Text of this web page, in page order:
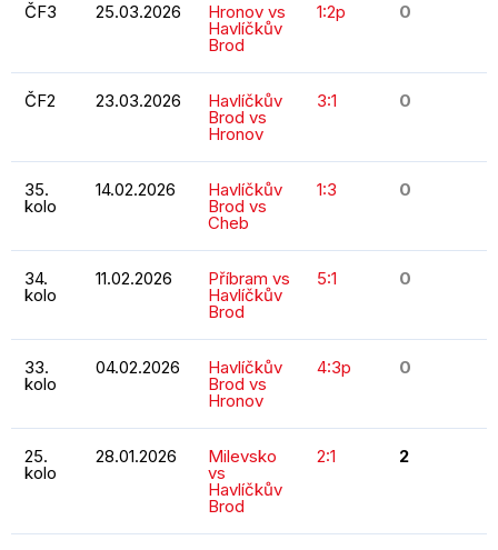
ČF3 25.03.2026 Hronov vs
Havlíčkův
Brod
1:2p 0
ČF2 23.03.2026 Havlíčkův
Brod vs
Hronov
3:1 0
35.
kolo
14.02.2026 Havlíčkův
Brod vs
Cheb
1:3 0
34.
kolo
11.02.2026 Příbram vs
Havlíčkův
Brod
5:1 0
33.
kolo
04.02.2026 Havlíčkův
Brod vs
Hronov
4:3p 0
25.
kolo
28.01.2026 Milevsko
vs
Havlíčkův
Brod
2:1 2